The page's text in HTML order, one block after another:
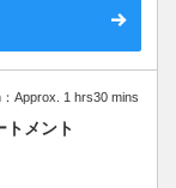
るシャンプー付き●
Approx. 1 hrs30 mins
メント